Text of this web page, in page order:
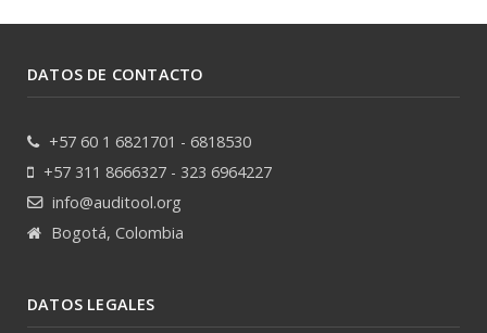
DATOS DE CONTACTO
+57 60 1 6821701 - 6818530
+57 311 8666327 - 323 6964227
info@auditool.org
Bogotá, Colombia
DATOS LEGALES